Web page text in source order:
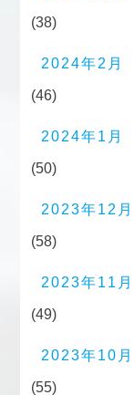
(38)
2024年2月
(46)
2024年1月
(50)
2023年12月
(58)
2023年11月
(49)
2023年10月
(55)